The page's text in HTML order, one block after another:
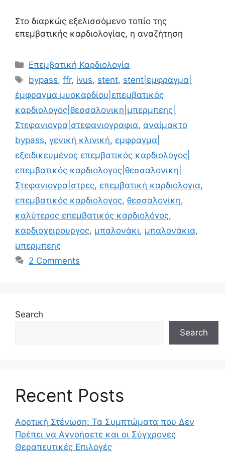
Στο διαρκώς εξελισσόμενο τοπίο της
επεμβατικής καρδιολογίας, η αναζήτηση
Επεμβατική Καρδιολογία
bypass,ffr, ivus, stent, stent|εμφραγμα|
έμφραγμα μυοκαρδίου|επεμβατικός
καρδιολογος|θεσσαλονικη|μπερμπεης|
Στεφανιογρα|στεφανιογραφια, αναίμακτο
bypass, γενική κλινική, εμφραγμα|
εξειδικευμένος επεμβατικός καρδιολόγος|
επεμβατικός καρδιολογος|θεσσαλονικη|
Στεφανιογρα|στρες, επεμβατική καρδιολογια,
επεμβατικός καρδιολογος, θεσσαλονίκη,
καλύτερος επεμβατικός καρδιολόγος,
καρδιοχειρουργος, μπαλονάκι, μπαλονάκια,
μπερμπεης
2 Comments
Search
Search
Recent Posts
Αορτική Στένωση: Τα Συμπτώματα που Δεν
Πρέπει να Αγνοήσετε και οι Σύγχρονες
Θεραπευτικές Επιλογές